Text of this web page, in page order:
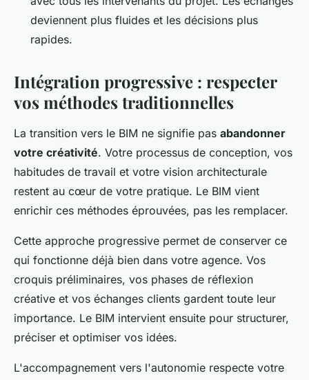
deviennent plus fluides et les décisions plus
rapides.
Intégration progressive : respecter
vos méthodes traditionnelles
La transition vers le BIM ne signifie pas abandonner
votre créativité. Votre processus de conception, vos
habitudes de travail et votre vision architecturale
restent au cœur de votre pratique. Le BIM vient
enrichir ces méthodes éprouvées, pas les remplacer.
Cette approche progressive permet de conserver ce
qui fonctionne déjà bien dans votre agence. Vos
croquis préliminaires, vos phases de réflexion
créative et vos échanges clients gardent toute leur
importance. Le BIM intervient ensuite pour structurer,
préciser et optimiser vos idées.
L'accompagnement vers l'autonomie respecte votre